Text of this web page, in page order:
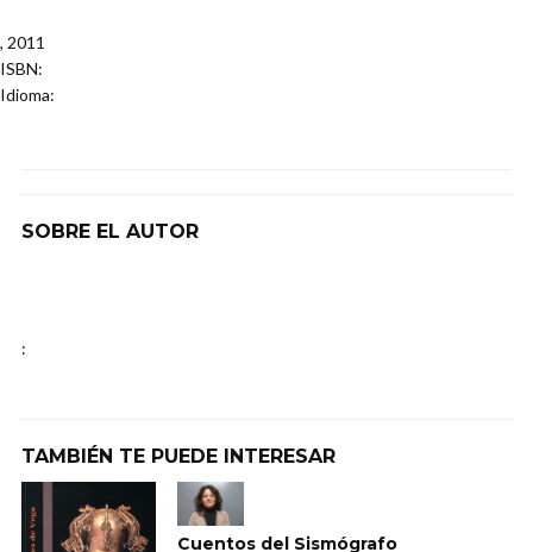
, 2011
ISBN:
Idioma:
SOBRE EL AUTOR
:
TAMBIÉN TE PUEDE INTERESAR
Cuentos del Sismógrafo